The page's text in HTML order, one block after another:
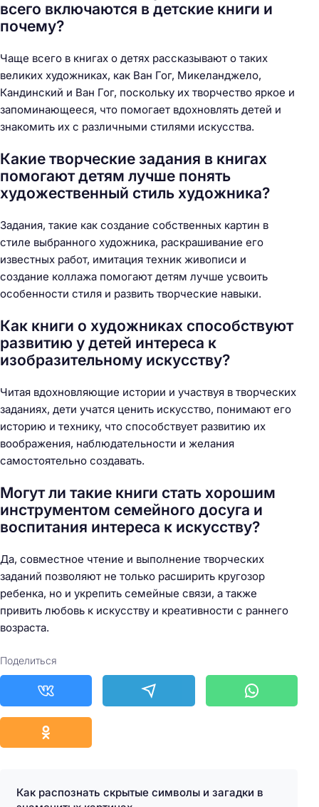
всего включаются в детские книги и
почему?
Чаще всего в книгах о детях рассказывают о таких
великих художниках, как Ван Гог, Микеланджело,
Кандинский и Ван Гог, поскольку их творчество яркое и
запоминающееся, что помогает вдохновлять детей и
знакомить их с различными стилями искусства.
Какие творческие задания в книгах
помогают детям лучше понять
художественный стиль художника?
Задания, такие как создание собственных картин в
стиле выбранного художника, раскрашивание его
известных работ, имитация техник живописи и
создание коллажа помогают детям лучше усвоить
особенности стиля и развить творческие навыки.
Как книги о художниках способствуют
развитию у детей интереса к
изобразительному искусству?
Читая вдохновляющие истории и участвуя в творческих
заданиях, дети учатся ценить искусство, понимают его
историю и технику, что способствует развитию их
воображения, наблюдательности и желания
самостоятельно создавать.
Могут ли такие книги стать хорошим
инструментом семейного досуга и
воспитания интереса к искусству?
Да, совместное чтение и выполнение творческих
заданий позволяют не только расширить кругозор
ребенка, но и укрепить семейные связи, а также
привить любовь к искусству и креативности с раннего
возраста.
Поделиться
Как распознать скрытые символы и загадки в